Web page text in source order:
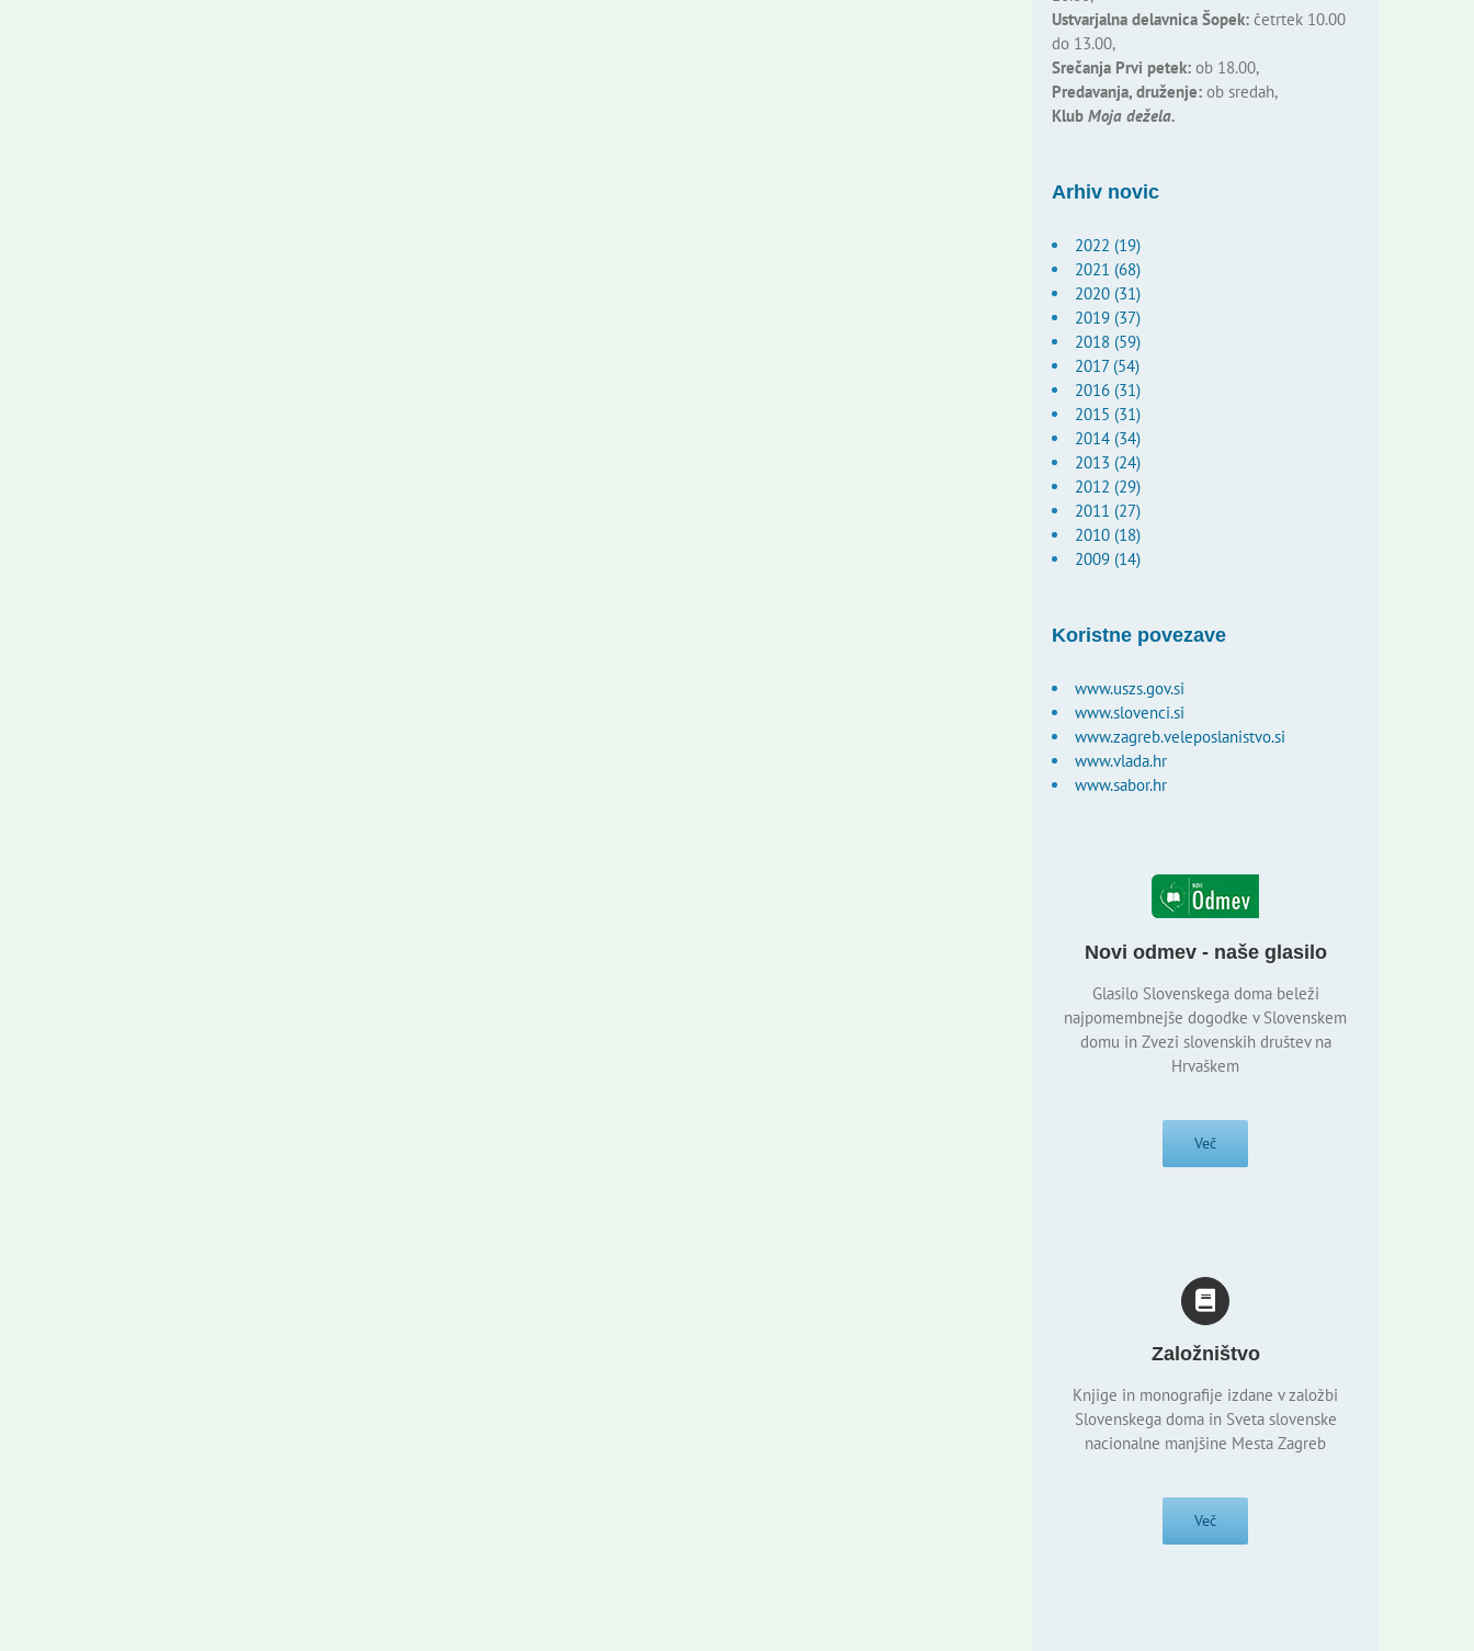
Ustvarjalna delavnica Šopek:četrtek 10.00
do 13.00,
Srečanja Prvi petek:ob 18.00,
Predavanja, druženje:ob sredah,
Klub Moja dežela.
Arhiv novic
2022 (19)
2021 (68)
2020 (31)
2019 (37)
2018 (59)
2017 (54)
2016 (31)
2015 (31)
2014 (34)
2013 (24)
2012 (29)
2011 (27)
2010 (18)
2009 (14)
Koristne povezave
www.uszs.gov.si
www.slovenci.si
www.zagreb.veleposlanistvo.si
www.vlada.hr
www.sabor.hr
Novi odmev - naše glasilo
Glasilo Slovenskega doma beleži
najpomembnejše dogodke v Slovenskem
domu in Zvezi slovenskih društev na
Hrvaškem
Več
Založništvo
Knjige in monografije izdane v založbi
Slovenskega doma in Sveta slovenske
nacionalne manjšine Mesta Zagreb
Več